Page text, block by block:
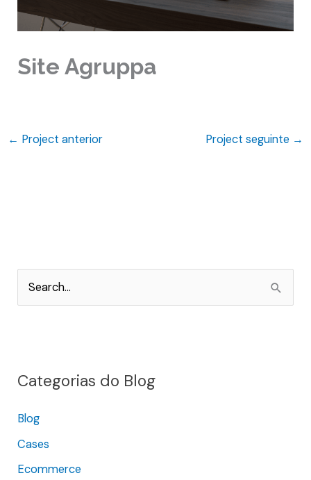
Site Agruppa
← Project anterior Project seguinte →
u
s
a
r
Categorias do Blog
Blog
Cases
Ecommerce